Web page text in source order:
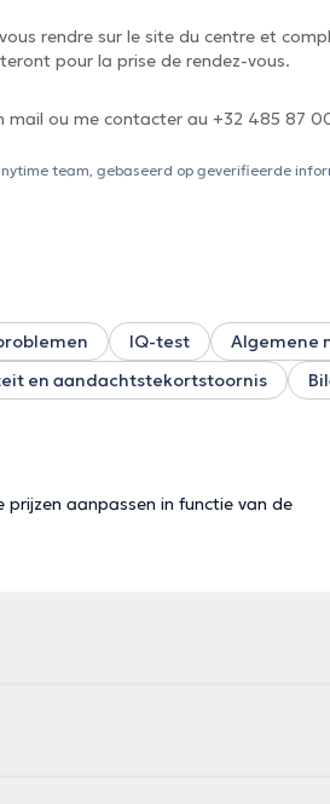
rendre sur le site du centre et
pour la prise de rendez-vous.
mail ou me contacter au +32 485 87
team, gebaseerd op geverifieerde
IQ-test
Algemene
en aandachtstekortstoornis
prijzen aanpassen in functie van de